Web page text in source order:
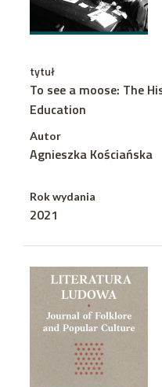
tytuł
To see a moose: The
Education
Autor
Agnieszka Kościańska
Rok wydania
2021